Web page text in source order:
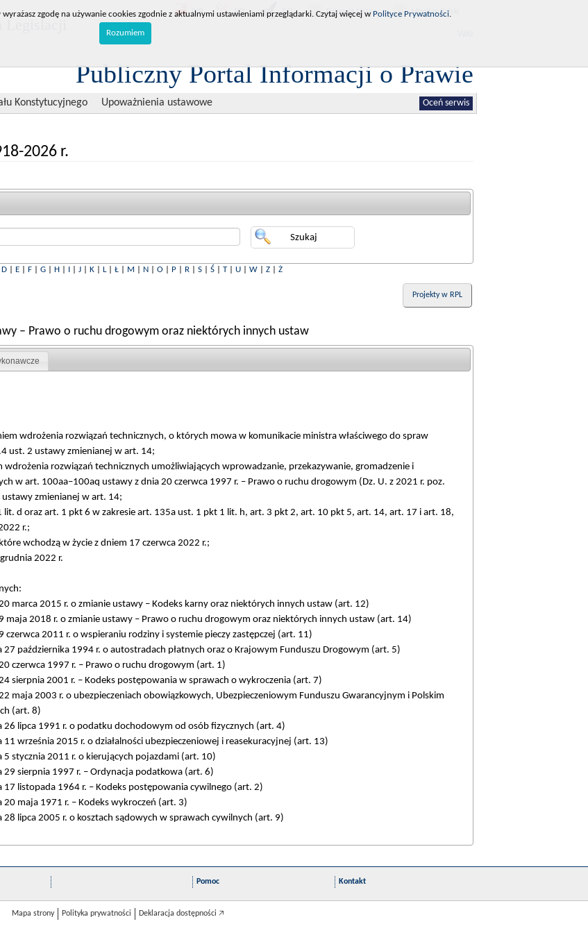
BIP RPL RCL Dziennik Ustaw Monitor Polski
Publiczny Portal Informacji o Prawie
Konstytucyjnego Upoważnienia ustawowe Oceń serwis
2026 r.
D| E| F| G| H| I| J| K| L| Ł| M N| O| P| R| S| Ś| T| U| W| Z| Ż
Projekty w RPL
– Prawo o ruchu drogowym oraz niektórych innych ustaw
wdrożenia rozwiązań technicznych, o których mowa w komunikacie ministra właściwego do spraw
ust. 2 ustawy zmienianej w art. 14;
rozwiązań technicznych umożliwiających wprowadzanie, przekazywanie, gromadzenie i
w art. 100aa–100aq ustawy z dnia 20 czerwca 1997 r. – Prawo o ruchu drogowym (Dz. U. z 2021 r. poz.
zmienianej w art. 14;
d oraz art. 1 pkt 6 w zakresie art. 135a ust. 1 pkt 1 lit. h, art. 3 pkt 2, art. 10 pkt 5, art. 14, art. 17 i art. 18,
r.;
wchodzą w życie z dniem 17 czerwca 2022 r.;
2022 r.
marca 2015 r. o zmianie ustawy – Kodeks karny oraz niektórych innych ustaw (art. 12)
maja 2018 r. o zmianie ustawy – Prawo o ruchu drogowym oraz niektórych innych ustaw (art. 14)
czerwca 2011 r. o wspieraniu rodziny i systemie pieczy zastępczej (art. 11)
27 października 1994 r. o autostradach płatnych oraz o Krajowym Funduszu Drogowym (art. 5)
czerwca 1997 r. – Prawo o ruchu drogowym (art. 1)
sierpnia 2001 r. – Kodeks postępowania w sprawach o wykroczenia (art. 7)
maja 2003 r. o ubezpieczeniach obowiązkowych, Ubezpieczeniowym Funduszu Gwarancyjnym i Polskim
(art. 8)
26 lipca 1991 r. o podatku dochodowym od osób fizycznych (art. 4)
września 2015 r. o działalności ubezpieczeniowej i reasekuracyjnej (art. 13)
5 stycznia 2011 r. o kierujących pojazdami (art. 10)
29 sierpnia 1997 r. – Ordynacja podatkowa (art. 6)
17 listopada 1964 r. – Kodeks postępowania cywilnego (art. 2)
20 maja 1971 r. – Kodeks wykroczeń (art. 3)
28 lipca 2005 r. o kosztach sądowych w sprawach cywilnych (art. 9)
Pomoc Kontakt
Mapa strony Polityka prywatności Deklaracja dostępności 🡥
zgodę na używanie cookies zgodnie z aktualnymi ustawieniami przeglądarki. Czytaj więcej w Polityce Prywatności.
Rozumiem